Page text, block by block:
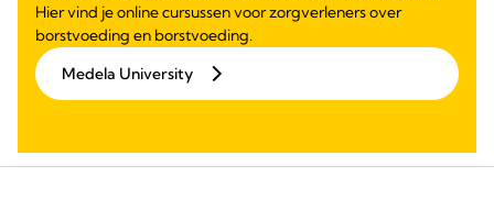
Hier vind je online cursussen voor zorgverleners over
borstvoeding en borstvoeding.
Medela University